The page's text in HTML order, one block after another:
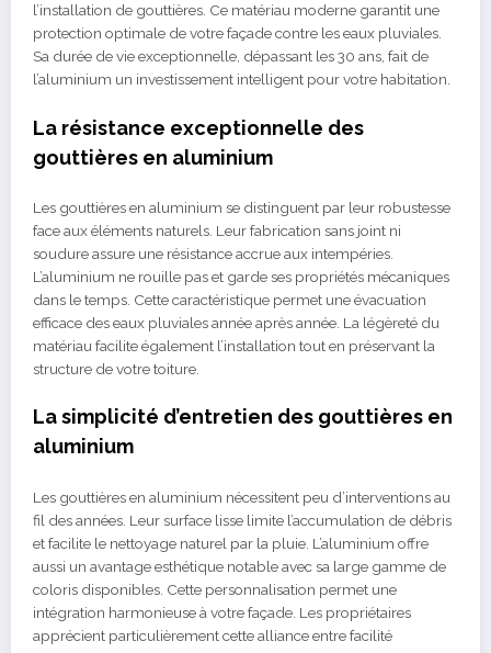
l’installation de gouttières. Ce matériau moderne garantit une
protection optimale de votre façade contre les eaux pluviales.
Sa durée de vie exceptionnelle, dépassant les 30 ans, fait de
l’aluminium un investissement intelligent pour votre habitation.
La résistance exceptionnelle des
gouttières en aluminium
Les gouttières en aluminium se distinguent par leur robustesse
face aux éléments naturels. Leur fabrication sans joint ni
soudure assure une résistance accrue aux intempéries.
L’aluminium ne rouille pas et garde ses propriétés mécaniques
dans le temps. Cette caractéristique permet une évacuation
efficace des eaux pluviales année après année. La légèreté du
matériau facilite également l’installation tout en préservant la
structure de votre toiture.
La simplicité d’entretien des gouttières en
aluminium
Les gouttières en aluminium nécessitent peu d’interventions au
fil des années. Leur surface lisse limite l’accumulation de débris
et facilite le nettoyage naturel par la pluie. L’aluminium offre
aussi un avantage esthétique notable avec sa large gamme de
coloris disponibles. Cette personnalisation permet une
intégration harmonieuse à votre façade. Les propriétaires
apprécient particulièrement cette alliance entre facilité